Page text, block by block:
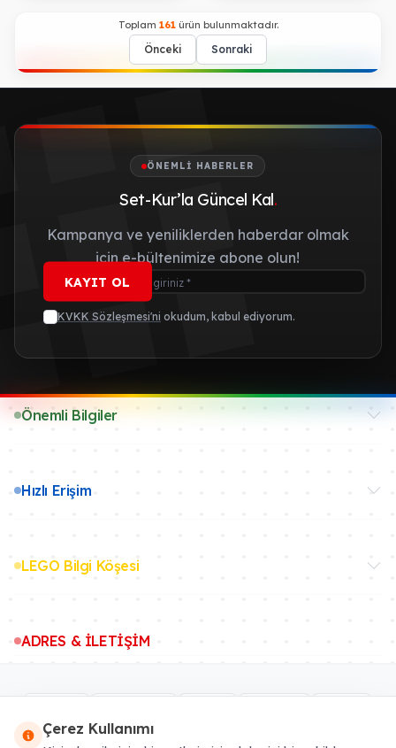
Toplam 161ürün bulunmaktadır.
Önceki Sonraki
ÖNEMLI HABERLER
Set-Kur’la Güncel Kal.
Kampanya ve yeniliklerden haberdar olmak
için e-bültenimize abone olun!
KAYIT OL
KVKK Sözleşmesi'ni okudum, kabul ediyorum.
Önemli Bilgiler
Hızlı Erişim
LEGO Bilgi Köşesi
ADRES & İLETİŞİM
Çerez Kullanımı